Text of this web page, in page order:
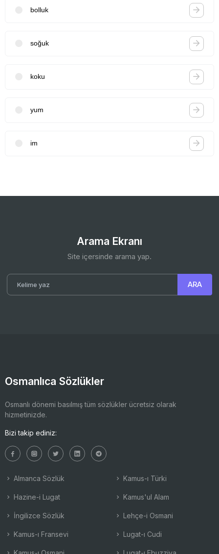
bolluk
soğuk
koku
yum
im
Arama Ekranı
Site içersinde arama yap.
Osmanlıca Sözlükler
Osmanlı dönemi basılmış tüm sözlükler ücretsiz olarak
hizmetinizde.
Bizi takip ediniz:
Almanca Sözlük
Hazine-i Lugat
İngilizce Sözlük
Kamus-ı Fransevi
Kamus-ı Türki
Kamus'ul Alam
Lehçe-i Osmani
Lugat-ı Cudi